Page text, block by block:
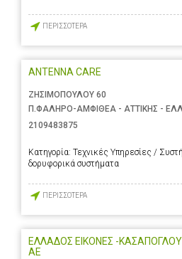
ΠΕΡΙΣΣΟΤΕΡΑ
ANTENNA CARE
ΖΗΣΙΜΟΠΟΥΛΟΥ 60
Π.ΦΑΛΗΡΟ-ΑΜΦΙΘΕΑ - ΑΤΤΙΚΗΣ -
2109483875
Κατηγορία: Τεχνικές Υπηρεσίες /
δορυφορικά συστήματα
ΠΕΡΙΣΣΟΤΕΡΑ
ΕΛΛΑΔΟΣ ΕΙΚΟΝΕΣ -
ΑΕ